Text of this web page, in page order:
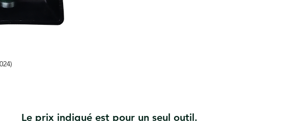
Le prix indiqué est pour un seul outil.